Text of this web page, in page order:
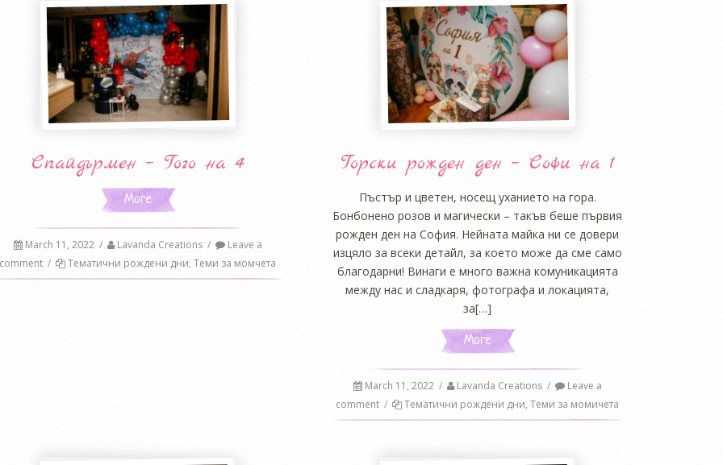
Спайдърмен – Гого на 4
More
March 11, 2022 / Lavanda Creations /
Leave a
comment / Тематични рождени дни,Теми за момчета
Горски рожден ден – Софи на 1
Пъстър и цветен, носещ уханието на гора.
Бонбонено розов и магически – такъв беше първия
рожден ден на София. Нейната майка ни се довери
изцяло за всеки детайл, за което може да сме само
благодарни! Винаги е много важна комуникацията
между нас и сладкаря, фотографа и локацията,
за[…]
More
March 11, 2022 / Lavanda Creations /
Leave a
comment / Тематични рождени дни,Теми за момичета